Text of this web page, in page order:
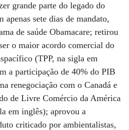
grande parte do legado do
apenas sete dias de mandato,
de saúde Obamacare; retirou
o maior acordo comercial do
(TPP, na sigla em
a participação de 40% do PIB
renegociação com o Canadá e
de Livre Comércio da América
em inglês); aprovou a
criticado por ambientalistas,